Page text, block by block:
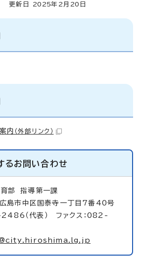
新日 2025年2月 20 日
内 （外部リンク）
るお問い合わせ
育部指導第一課
市中区国泰寺一丁目7番40号
（代表） ファクス：082-